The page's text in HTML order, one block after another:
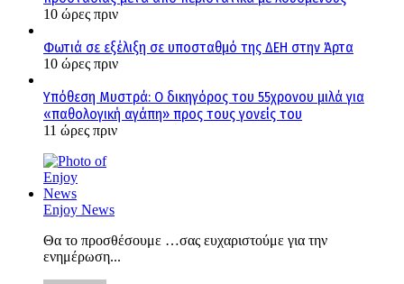
10 ώρες πριν
Φωτιά σε εξέλιξη σε υποσταθμό της ΔΕΗ στην Άρτα
10 ώρες πριν
Υπόθεση Μυστρά: Ο δικηγόρος του 55χρονου μιλά για
«παθολογική αγάπη» προς τους γονείς του
11 ώρες πριν
Enjoy News
Θα το προσθέσουμε …σας ευχαριστούμε για την
ενημέρωση...